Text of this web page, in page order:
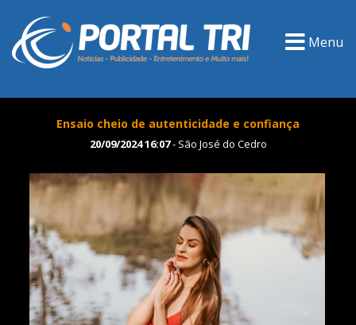
Menu
Ensaio cheio de autenticidade e confiança
20/09/2024 16:07- São José do Cedro